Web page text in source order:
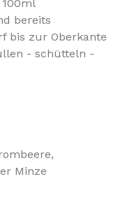
bereits
bis zur Oberkante
- schütteln -
Minze